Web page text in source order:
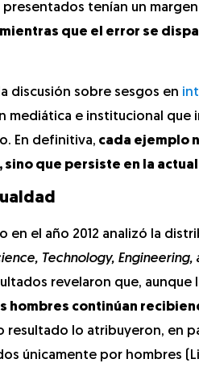
tenían un margen
mientras que el error se
discusión sobre sesgos en
mediática e institucional que
En definitiva, cada ejemplo
que persiste en la
en el año 2012 analizó la
Technology, Engineering,
revelaron que,
hombres continúan
resultado lo atribuyeron, en
únicamente por hombres